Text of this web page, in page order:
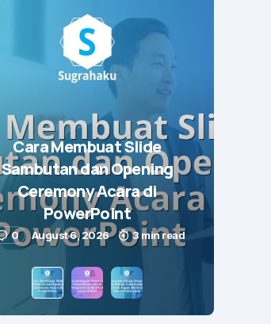
Cara Membuat Slide
Sambutan dan Opening
Ceremony Acara di
PowerPoint
0 August 6, 2026 3 min read